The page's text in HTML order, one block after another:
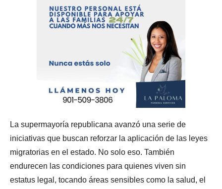
La supermayoría republicana avanzó una serie de
iniciativas que buscan reforzar la aplicación de las leyes
migratorias en el estado. No solo eso. También
endurecen las condiciones para quienes viven sin
estatus legal, tocando áreas sensibles como la salud, el